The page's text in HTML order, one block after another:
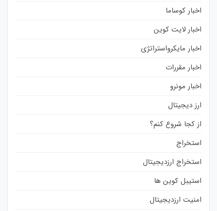
اخبار کوساما
اخبار لایت کوین
اخبار مایکرواستراتژی
اخبار مقررات
اخبار مونرو
ارز دیجیتال
از کجا شروع کنم؟
استخراج
استخراج ارزدیجیتال
استیبل کوین ها
امنیت ارزدیجیتال